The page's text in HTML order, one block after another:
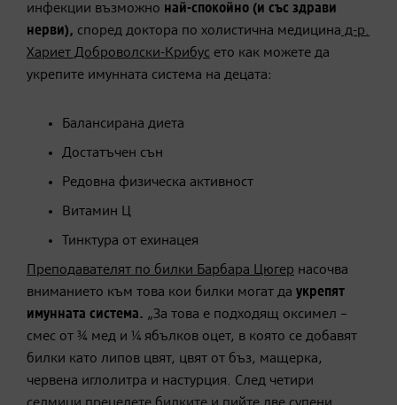
инфекции възможно най-спокойно (и със здрави
нерви), според доктора по холистична медицина д-р.
Хариет Доброволски-Крибус ето как можете да
укрепите имунната система на децата:
Балансирана диета
Достатъчен сън
Редовна физическа активност
Витамин Ц
Тинктура от ехинацея
Преподавателят по билки Барбара Цюгер насочва
вниманието към това кои билки могат да укрепят
имунната система. „За това е подходящ оксимел –
смес от ¾ мед и ¼ ябълков оцет, в която се добавят
билки като липов цвят, цвят от бъз, мащерка,
червена иглолитра и настурция. След четири